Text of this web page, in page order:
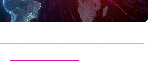
———————